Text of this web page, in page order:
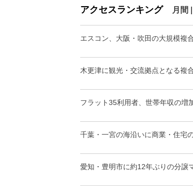
アクセスランキング 月間
エスコン、大阪・吹田の大規模複
木更津に観光・交流拠点となる複
フラット35利用者、世帯年収の増
千葉・一宮の海沿いに商業・住宅
愛知・豊明市に約12年ぶりの分譲